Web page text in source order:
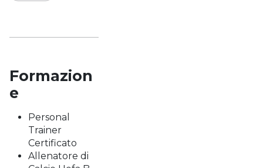
Formazion
e
Personal
Trainer
Certificato
Allenatore di